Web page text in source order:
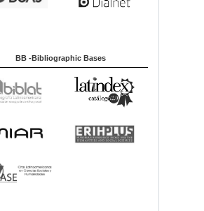
BB -Bibliographic Bases